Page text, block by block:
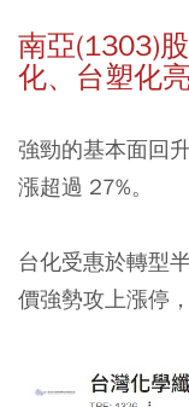
南亞(1303)
化、台塑化
強勁的基本面回
漲超過 27%。
台化受惠於轉型
價強勢攻上漲停